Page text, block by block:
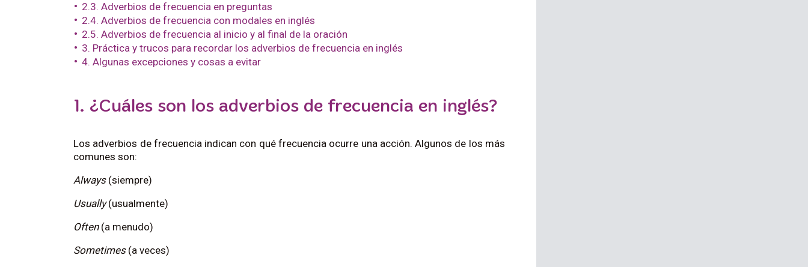
2.3. Adverbios de frecuencia en preguntas
2.4. Adverbios de frecuencia con modales en inglés
2.5. Adverbios de frecuencia al inicio y al final de la oración
3. Práctica y trucos para recordar los adverbios de frecuencia en inglés
4. Algunas excepciones y cosas a evitar
1. ¿Cuáles son los adverbios de frecuencia en inglés?
Los adverbios de frecuencia indican con qué frecuencia ocurre una acción. Algunos de los más
comunes son:
Always (siempre)
Usually(usualmente)
Often(a menudo)
Sometimes(a veces)